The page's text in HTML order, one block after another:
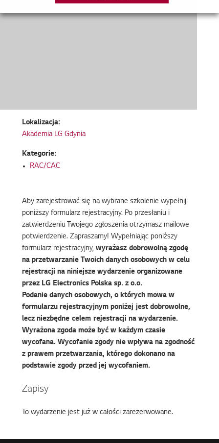
Lokalizacja:
Akademia LG Gdynia
Kategorie:
RAC/CAC
Aby zarejestrować się na wybrane szkolenie wypełnij
poniższy formularz rejestracyjny. Po przesłaniu i
zatwierdzeniu Twojego zgłoszenia otrzymasz mailowe
potwierdzenie. Zapraszamy! Wypełniając poniższy
formularz rejestracyjny, wyrażasz dobrowolną zgodę
na przetwarzanie Twoich danych osobowych w celu
rejestracji na niniejsze wydarzenie organizowane
przez LG Electronics Polska sp. z o.o.
Podanie danych osobowych, o których mowa w
formularzu rejestracyjnym poniżej jest dobrowolne,
lecz niezbędne celem rejestracji na wydarzenie.
Wyrażona zgoda może być w każdym czasie
wycofana. Wycofanie zgody nie wpływa na zgodność
z prawem przetwarzania, którego dokonano na
podstawie zgody przed jej wycofaniem.
Zapisy
To wydarzenie jest już w całości zarezerwowane.